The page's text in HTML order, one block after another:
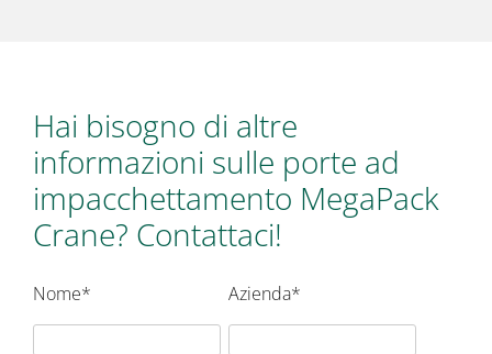
Hai bisogno di altre
informazioni sulle porte ad
impacchettamento MegaPack
Crane? Contattaci!
Nome* Azienda*